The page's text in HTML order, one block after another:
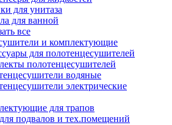
для унитаза
для ванной
все
и комплектующие
для полотенцесушителей
полотенцесушителей
водяные
электрические
для трапов
подвалов и тех.помещений